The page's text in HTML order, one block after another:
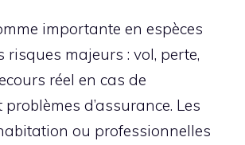
importante en espèces
risques majeurs : vol, perte,
réel en cas de
d’assurance. Les
ou professionnelles